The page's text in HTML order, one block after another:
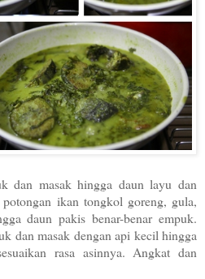
dan masak hingga daun layu dan
ikan tongkol goreng, gula,
daun pakis benar-benar empuk.
dan masak dengan api kecil hingga
rasa asinnya. Angkat dan